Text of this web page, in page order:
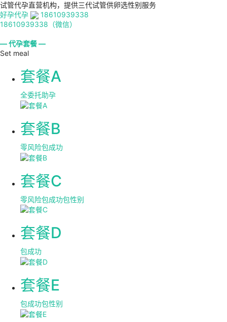
试管代孕直营机构，提供三代试管供卵选性别服务
好孕代孕
18610939338
18610939338（微信）
— 代孕套餐 —
Set meal
套餐A
全委托助孕
套餐B
零风险包成功
套餐C
零风险包成功包性别
套餐D
包成功
套餐E
包成功包性别